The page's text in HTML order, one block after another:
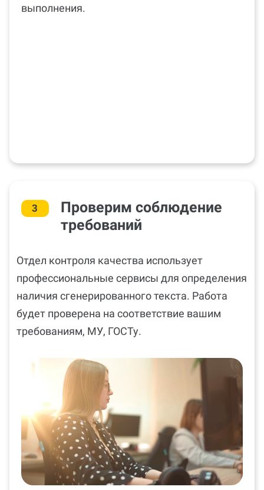
выполнения.
3
Проверим соблюдение
требований
Отдел контроля качества использует
профессиональные сервисы для определения
наличия сгенерированного текста. Работа
будет проверена на соответствие вашим
требованиям, МУ, ГОСТу.